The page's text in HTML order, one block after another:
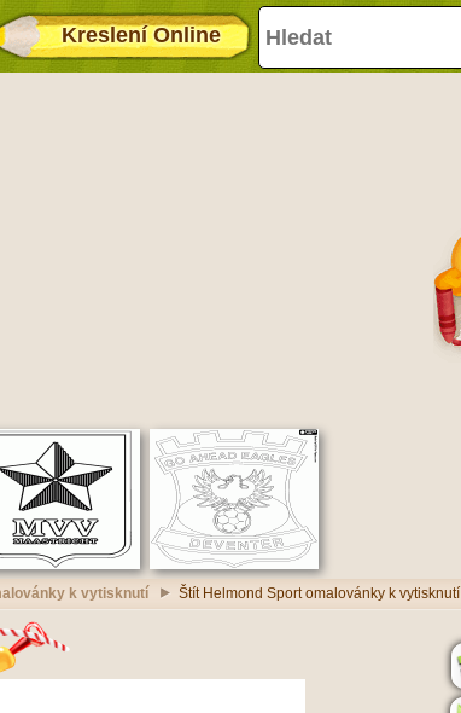
Kreslení Online
k vytisknutí Štít Helmond Sport omalovánky k vytisknutí